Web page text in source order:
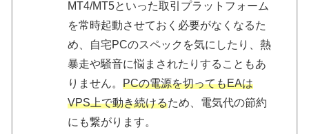
MT4/MT5といった取引プラットフォーム
を常時起動させておく必要がなくなるた
め、自宅PCのスペックを気にしたり、熱
暴走や騒音に悩まされたりすることもあ
りません。 PCの電源を切ってもEAは
VPS上で動き続けるため、電気代の節約
にも繋がります。